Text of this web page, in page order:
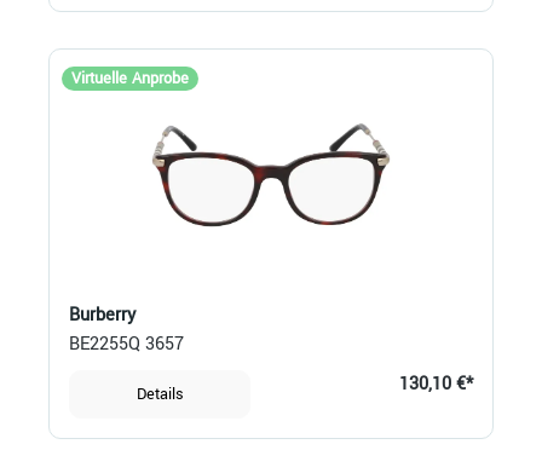
Virtuelle Anprobe
Burberry
BE2255Q 3657
Details 130,10 €*